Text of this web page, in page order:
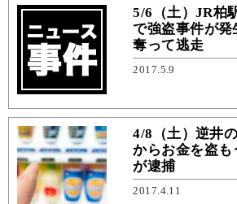
5/6（土）JR柏
で強盗事件が発
奪って逃走
2017.5.9
4/8（土）逆井
からお金を盗も
が逮捕
2017.4.11